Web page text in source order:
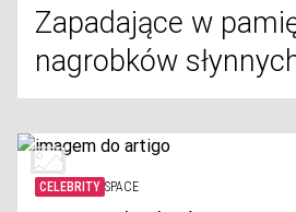
Zapadające w
nagrobków
CELEBRITY SPACE